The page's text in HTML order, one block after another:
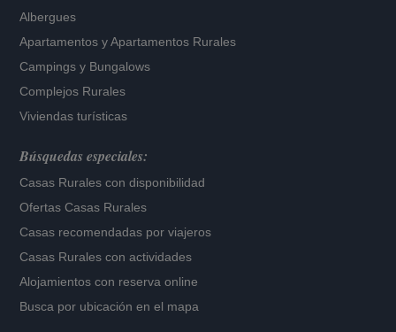
Albergues
Apartamentos yApartamentos Rurales
Campings y Bungalows
Complejos Rurales
Viviendas turísticas
Búsquedas especiales:
Casas Rurales con disponibilidad
Ofertas Casas Rurales
Casas recomendadas por viajeros
Casas Rurales con actividades
Alojamientos con reserva online
Busca por ubicación en el mapa